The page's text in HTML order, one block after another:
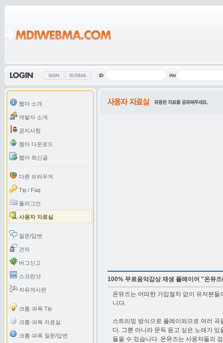
웹마 소개
개발자 소개
공지사항
웹마 다운로드
웹마 최신글
다른 브라우저
Tip / Faq
플러그인
사용자 자료실
질문/답변
건의
버그신고
스크린샷
자유게시판
크롬·파폭 Tip
크롬·파폭 자료실
크롬·파폭 질문/답변
100% 무료음악감상 재생 플레이어 "온뮤
온뮤즈는 어떠한 가입절차 없이 유저분
니다.
스트리밍 방식으로 플레이되므로 여러
다. 그뿐 아니라 문득 듣고 싶은 노래가
들을 수 있습니다. 온뮤즈는 사용자들의